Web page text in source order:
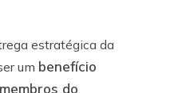
estratégica da
um benefício
do